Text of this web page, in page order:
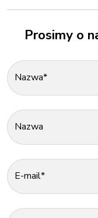
Prosimy o
Nazwa*
Nazwa
E-mail*